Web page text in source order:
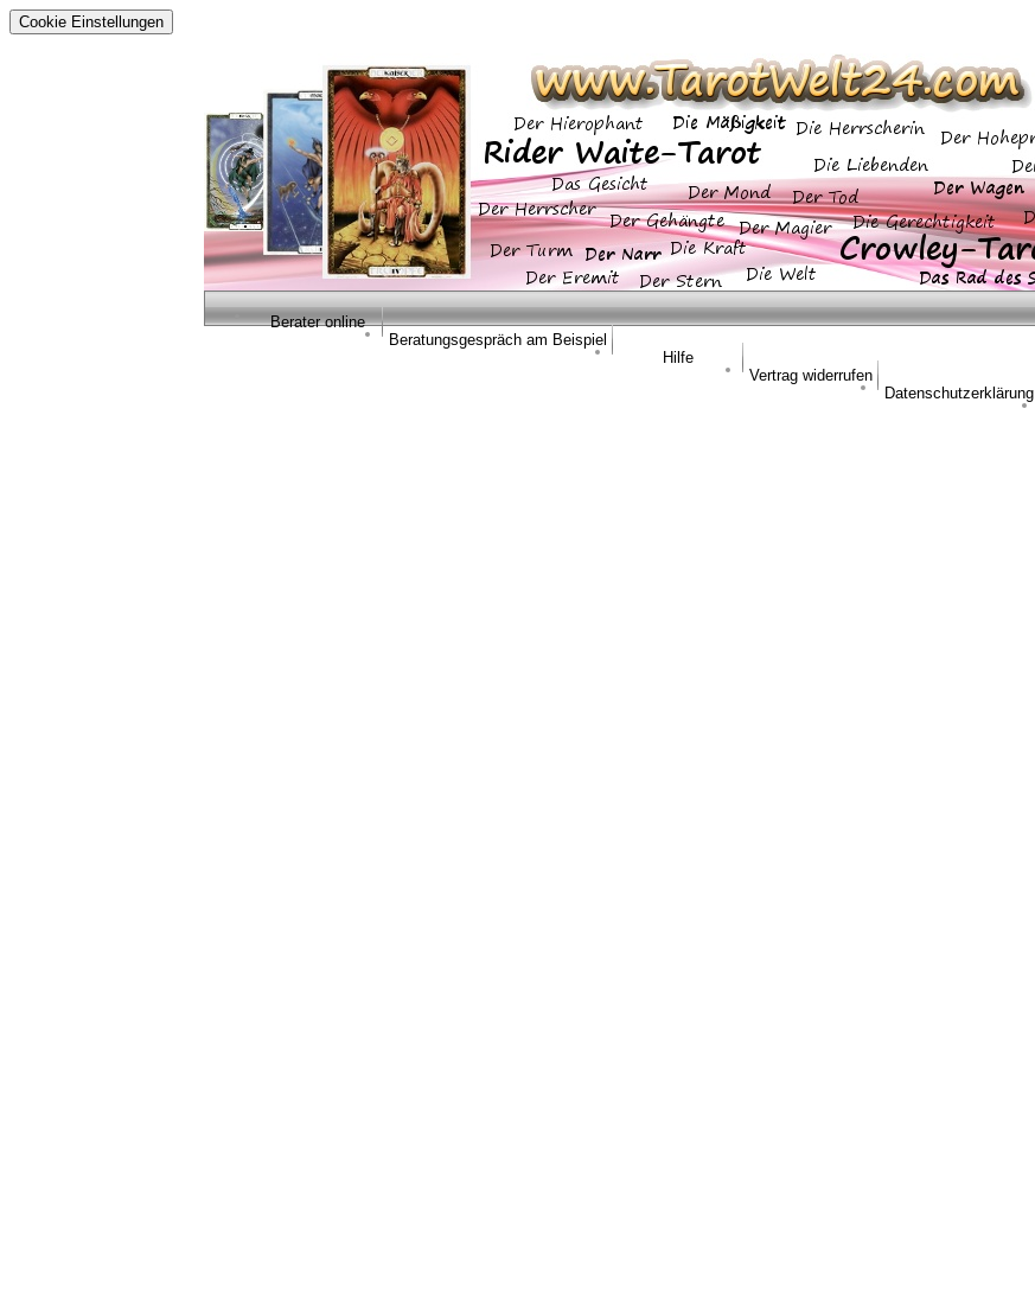
Cookie Einstellungen
Berater online
Beratungsgespräch am Beispiel
Hilfe
Vertrag widerrufen
Datenschutzerklärung